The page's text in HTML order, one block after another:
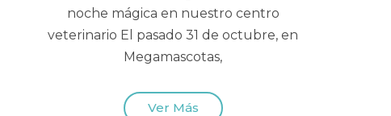
noche mágica en nuestro centro
veterinario El pasado 31 de octubre, en
Megamascotas,
Ver Más